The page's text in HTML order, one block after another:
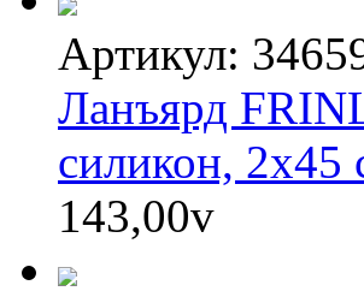
Артикул:
Ланъярд
силикон, 2х45
143,00v